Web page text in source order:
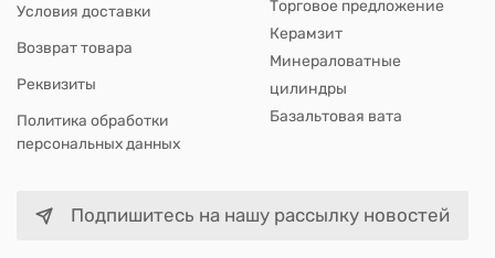
Условия доставки
Возврат товара
Реквизиты
Политика обработки
персональных данных
Торговое предложение
Керамзит
Минераловатные
цилиндры
Базальтовая вата
Подпишитесь на нашу рассылку новостей